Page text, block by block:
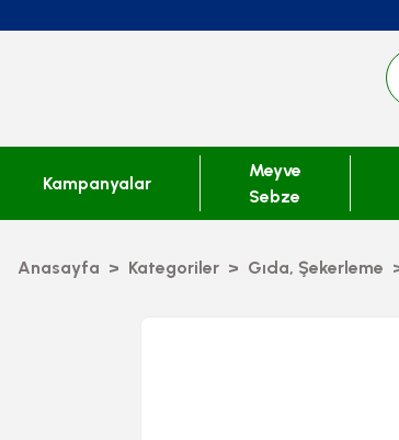
Kampanyalar
Meyve
Sebze
Anasayfa Kategoriler Gıda, Şekerleme